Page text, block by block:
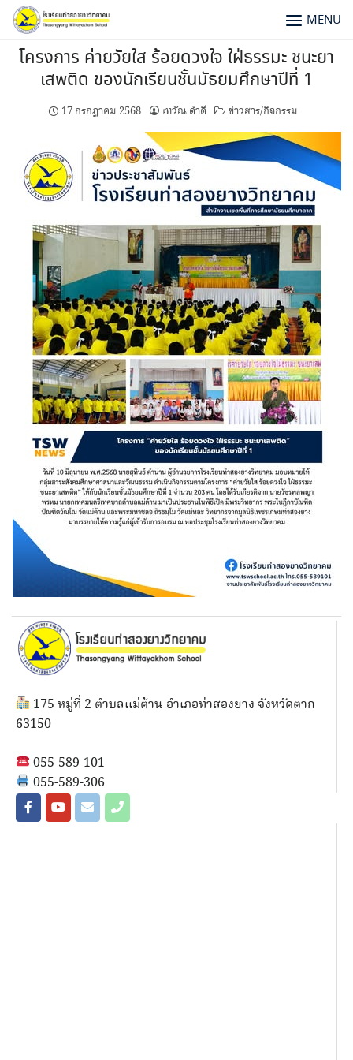
MENU
โครงการ ค่ายวัยใส ร้อยดวงใจ ใฝ่ธรรมะ ชนะยา
เสพติด ของนักเรียนชั้นมัธยมศึกษาปีที่ 1
17 กรกฎาคม 2568 เทวัณ ดำดี ข่าวสาร/กิจกรรม
175 หมู่ที่ 2 ตำบลแม่ต้าน อำเภอท่าสองยาง จังหวัดตาก
63150
055-589-101
055-589-306